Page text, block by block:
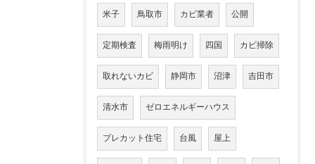
米子 鳥取市 カビ業者 公開
定期検査 梅雨明け 四国 カビ掃除
取れないカビ 静岡市 沼津 吉田市
清水市 ゼロエネルギーハウス
プレカット住宅 台風 屋上